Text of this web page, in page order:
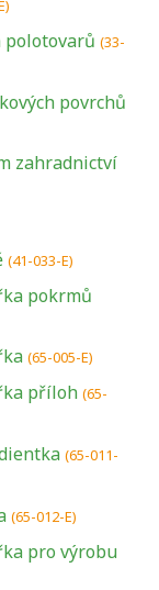
polotovarů (33-
povrchů
zahradnictví
(41-033-E)
pokrmů
(65-005-E)
příloh (65-
(65-011-
(65-012-E)
pro výrobu